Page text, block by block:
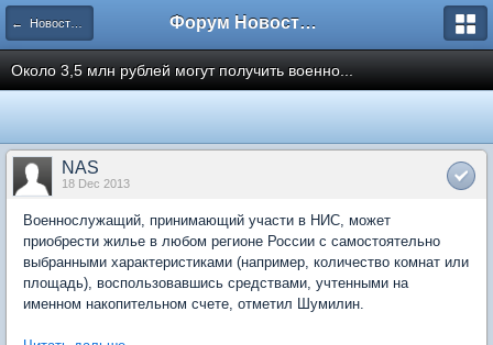
← Новости рынка недвижимости Форум Новостройки
Около 3,5 млн рублей могут получить военно...
NAS
18 Dec 2013
Военнослужащий, принимающий участи в НИС, может
приобрести жилье в любом регионе России с самостоятельно
выбранными характеристиками (например, количество комнат или
площадь), воспользовавшись средствами, учтенными на
именном накопительном счете, отметил Шумилин.